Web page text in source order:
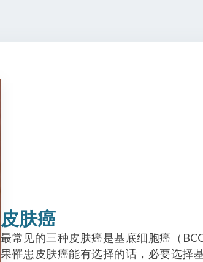
皮肤癌
最常见的三种皮肤癌是基底细胞癌（
果罹患皮肤癌能有选择的话，必要选择